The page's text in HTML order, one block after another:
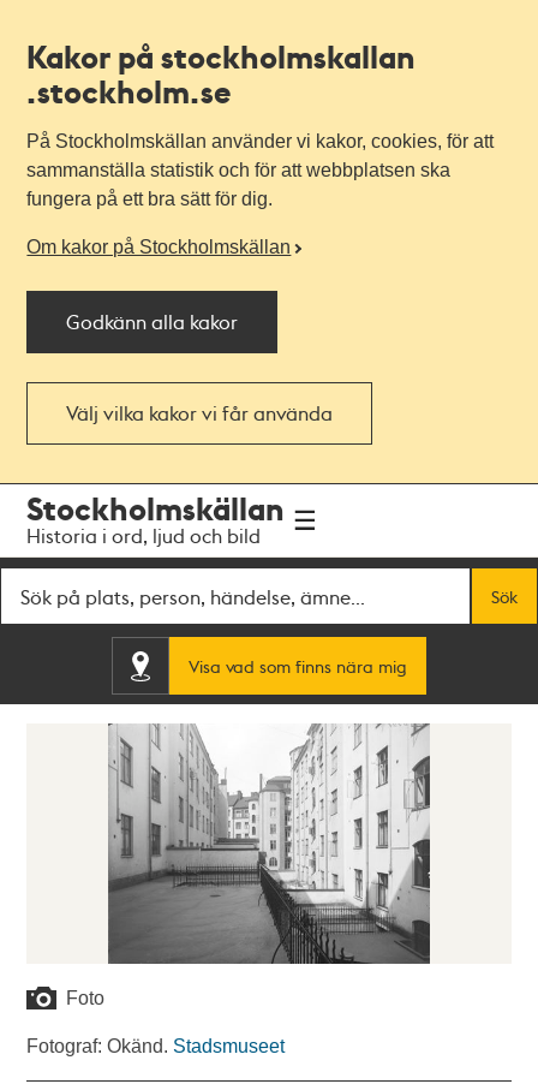
Kakor på stockholmskallan
.stockholm.se
På Stockholmskällan använder vi kakor, cookies, för att
sammanställa statistik och för att webbplatsen ska
fungera på ett bra sätt för dig.
Om kakor på Stockholmskällan
Godkänn alla kakor
Välj vilka kakor vi får använda
navigationen
huvudinnehållet
Stockholmskällan
Historia i ord, ljud och bild
Sök
Visa vad som finns nära mig
Foto
Fotograf: Okänd. Stadsmuseet